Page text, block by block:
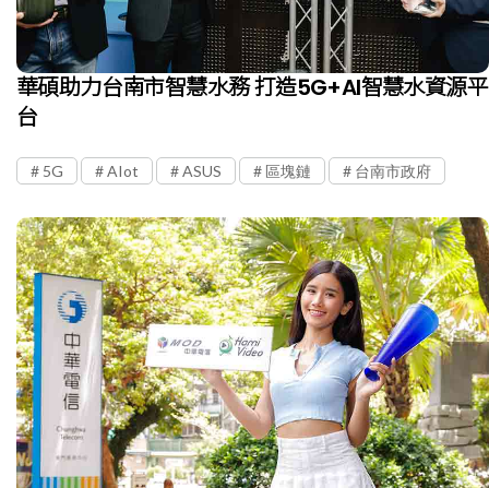
華碩助力台南市智慧水務 打造5G+AI智慧水資源平
台
5G AIot ASUS 區塊鏈 台南市政府